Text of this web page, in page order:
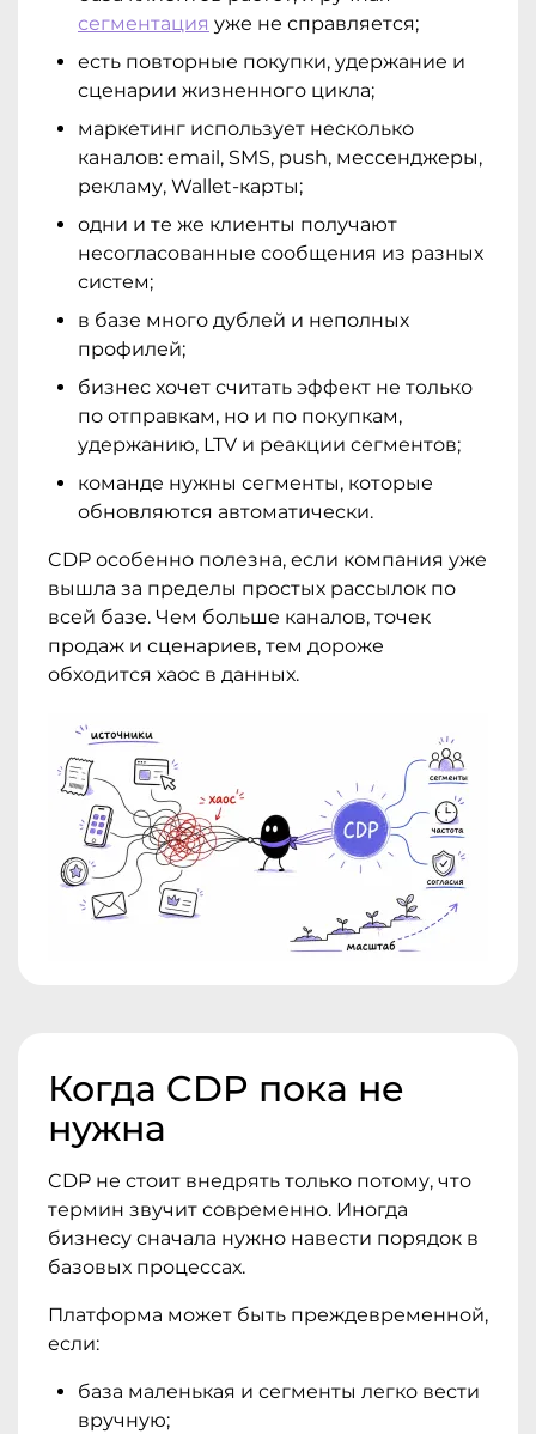
сегментация уже не справляется;
есть повторные покупки, удержание и
сценарии жизненного цикла;
маркетинг использует несколько
каналов: email, SMS, push, мессенджеры,
рекламу, Wallet-карты;
одни и те же клиенты получают
несогласованные сообщения из разных
систем;
в базе много дублей и неполных
профилей;
бизнес хочет считать эффект не только
по отправкам, но и по покупкам,
удержанию, LTV и реакции сегментов;
команде нужны сегменты, которые
обновляются автоматически.
CDP особенно полезна, если компания уже
вышла за пределы простых рассылок по
всей базе. Чем больше каналов, точек
продаж и сценариев, тем дороже
обходится хаос в данных.
Когда CDP пока не
нужна
CDP не стоит внедрять только потому, что
термин звучит современно. Иногда
бизнесу сначала нужно навести порядок в
базовых процессах.
Платформа может быть преждевременной,
если:
база маленькая и сегменты легко вести
вручную;